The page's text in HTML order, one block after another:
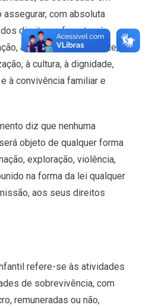
com absoluta
direitos referentes à
à educação, ao esporte,
à cultura, à dignidade,
à convivência familiar e
diz que nenhuma
objeto de qualquer forma
exploração, violência,
na forma da lei qualquer
aos seus direitos
refere-se às atividades
de sobrevivência, com
remuneradas ou não,